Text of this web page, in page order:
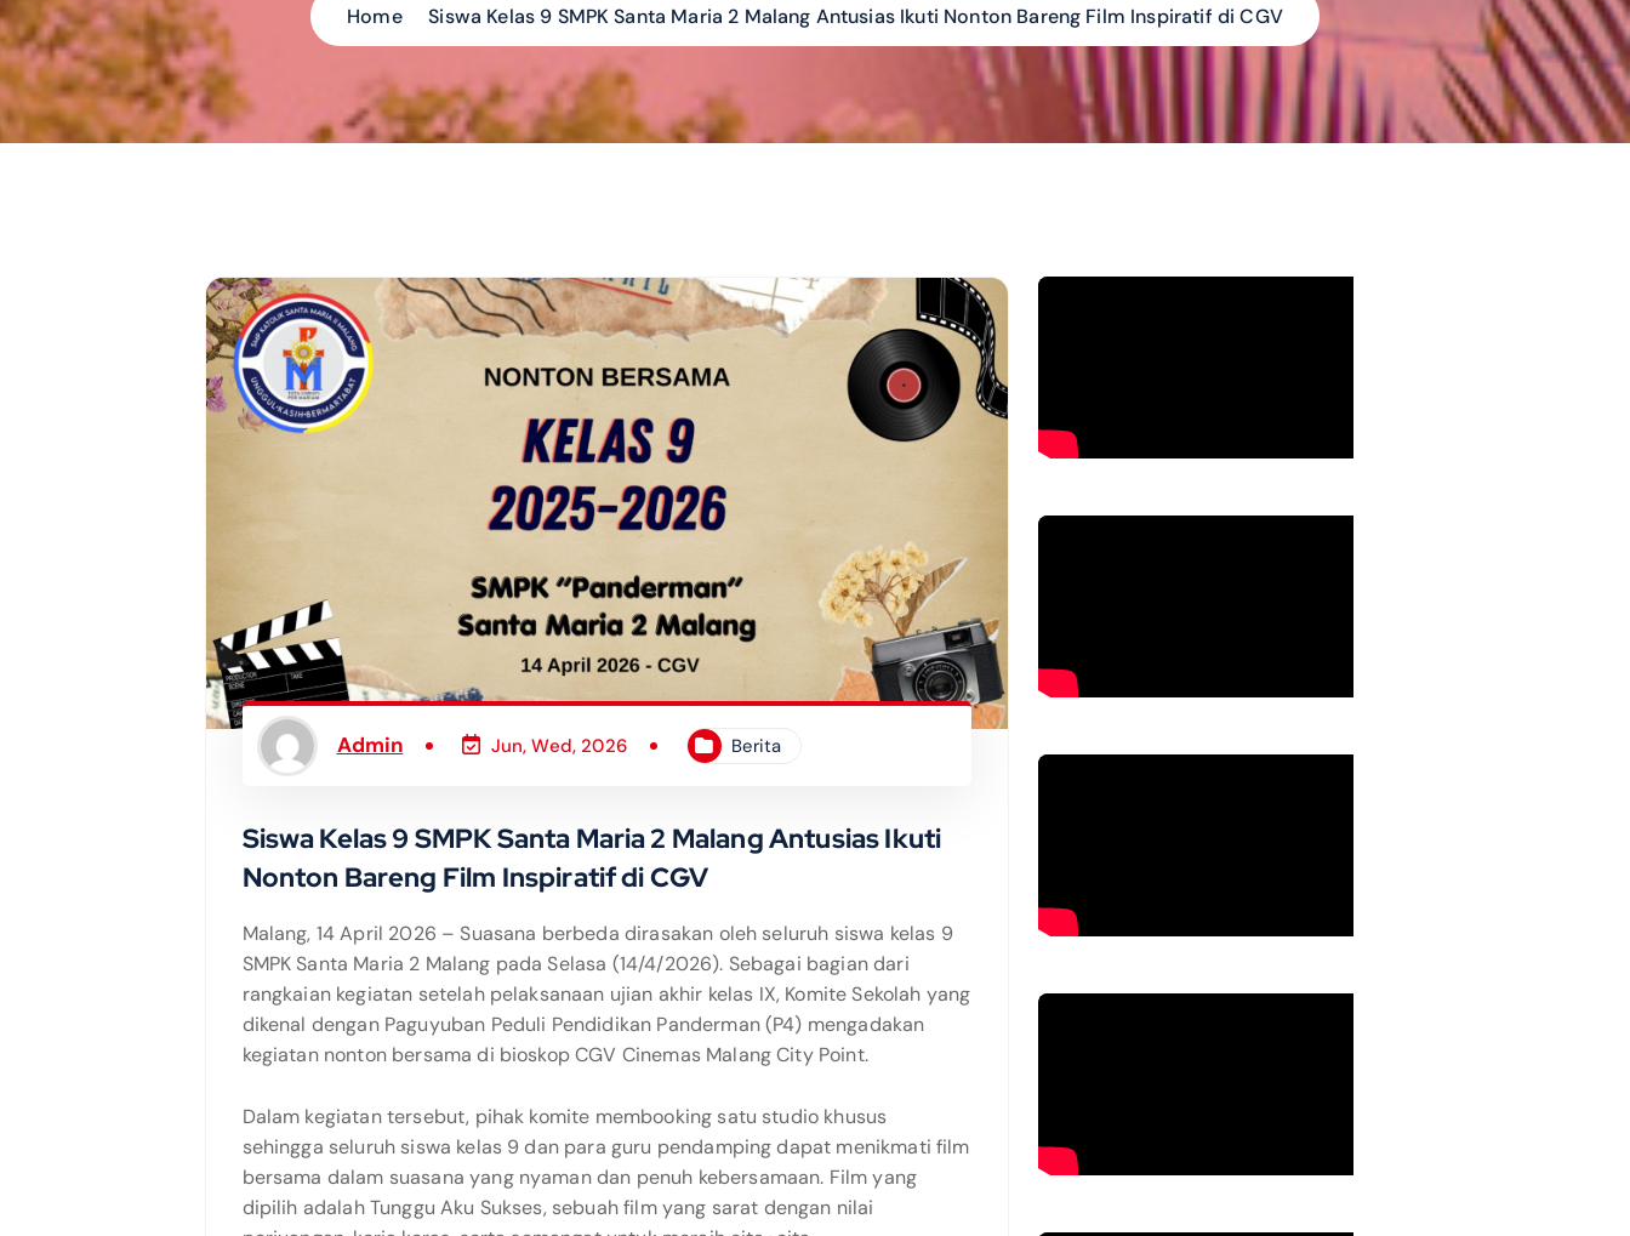
Home Siswa Kelas 9 SMPK Santa Maria 2 Malang Antusias Ikuti Nonton Bareng Film Inspiratif di CGV
Admin Jun, Wed, 2026 Berita
Siswa Kelas 9 SMPK Santa Maria 2 Malang Antusias Ikuti
Nonton Bareng Film Inspiratif di CGV
Malang, 14 April 2026 – Suasana berbeda dirasakan oleh seluruh siswa kelas 9
SMPK Santa Maria 2 Malang pada Selasa (14/4/2026). Sebagai bagian dari
rangkaian kegiatan setelah pelaksanaan ujian akhir kelas IX, Komite Sekolah yang
dikenal dengan Paguyuban Peduli Pendidikan Panderman (P4) mengadakan
kegiatan nonton bersama di bioskop CGV Cinemas Malang City Point.
Dalam kegiatan tersebut, pihak komite membooking satu studio khusus
sehingga seluruh siswa kelas 9 dan para guru pendamping dapat menikmati film
bersama dalam suasana yang nyaman dan penuh kebersamaan. Film yang
dipilih adalah Tunggu Aku Sukses, sebuah film yang sarat dengan nilai